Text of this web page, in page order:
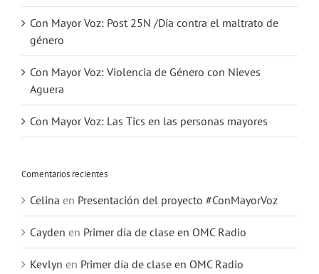
Con Mayor Voz: Post 25N /Día contra el maltrato de
género
Con Mayor Voz: Violencia de Género con Nieves
Aguera
Con Mayor Voz: Las Tics en las personas mayores
Comentarios recientes
Celina en Presentación del proyecto #ConMayorVoz
Cayden en Primer día de clase en OMC Radio
Kevlyn en Primer día de clase en OMC Radio